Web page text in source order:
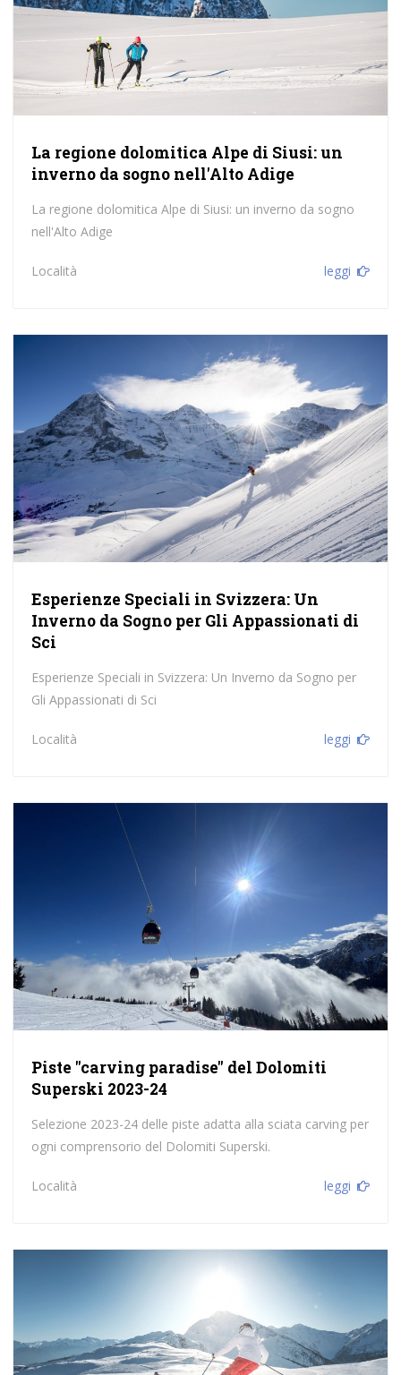
La regione dolomitica Alpe di Siusi: un
inverno da sogno nell'Alto Adige
La regione dolomitica Alpe di Siusi: un inverno da sogno
nell'Alto Adige
Località leggi
Esperienze Speciali in Svizzera: Un
Inverno da Sogno per Gli Appassionati di
Sci
Esperienze Speciali in Svizzera: Un Inverno da Sogno per
Gli Appassionati di Sci
Località leggi
Piste "carving paradise" del Dolomiti
Superski 2023-24
Selezione 2023-24 delle piste adatta alla sciata carving per
ogni comprensorio del Dolomiti Superski.
Località leggi